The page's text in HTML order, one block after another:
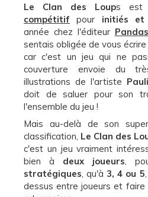
Le Clan des Loups est
compétitif pour initiés et
année chez l'éditeur
sentais obligée de vous
car c'est un jeu qui ne
couverture envoie du
illustrations de l'artiste
doit de saluer pour son
l'ensemble du jeu !
Mais au-delà de son
classification, Le Clan des
c'est un jeu vraiment
bien à deux joueurs ,
stratégiques , qu'à 3, 4 ou 5
dessus entre joueurs et